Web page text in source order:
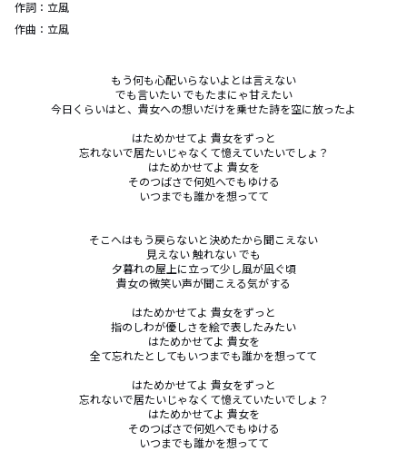
作詞： 立風
作曲： 立風
もう何も心配いらないよとは言えない
でも言いたい でもたまにゃ甘えたい
今日くらいはと、貴女への想いだけを乗せた詩を空に放ったよ
はためかせてよ 貴女をずっと
忘れないで居たいじゃなくて憶えていたいでしょ？
はためかせてよ 貴女を
そのつばさで何処へでもゆける
いつまでも誰かを想ってて
そこへはもう戻らないと決めたから聞こえない
見えない 触れない でも
夕暮れの屋上に立って少し風が凪ぐ頃
貴女の微笑い声が聞こえる気がする
はためかせてよ 貴女をずっと
指のしわが優しさを絵で表したみたい
はためかせてよ 貴女を
全て忘れたとしてもいつまでも誰かを想ってて
はためかせてよ 貴女をずっと
忘れないで居たいじゃなくて憶えていたいでしょ？
はためかせてよ 貴女を
そのつばさで何処へでもゆける
いつまでも誰かを想ってて